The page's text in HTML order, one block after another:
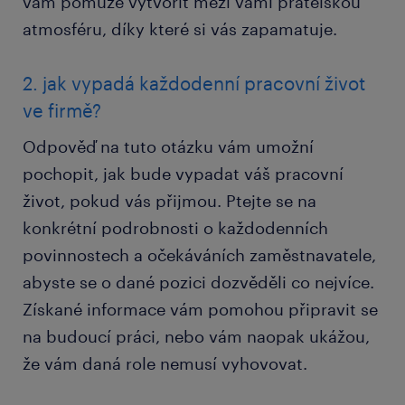
atmosféru, díky které si vás zapamatuje.
2. jak vypadá každodenní pracovní život
ve firmě?
Odpověď na tuto otázku vám umožní
pochopit, jak bude vypadat váš pracovní
život, pokud vás přijmou. Ptejte se na
konkrétní podrobnosti o každodenních
povinnostech a očekáváních zaměstnavatele,
abyste se o dané pozici dozvěděli co nejvíce.
Získané informace vám pomohou připravit se
na budoucí práci, nebo vám naopak ukážou,
že vám daná role nemusí vyhovovat.